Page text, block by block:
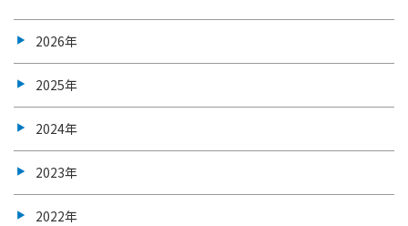
2026年
2025年
2024年
2023年
2022年